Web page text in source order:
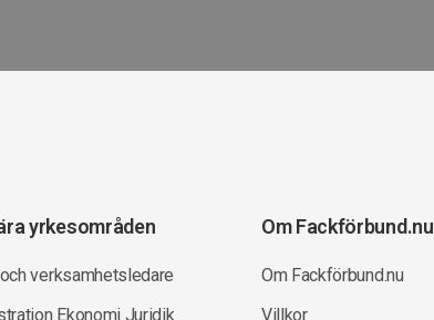
yrkesområden
verksamhetsledare
Ekonomi Juridik
Om Fackförbund.nu
Om Fackförbund.nu
Villkor